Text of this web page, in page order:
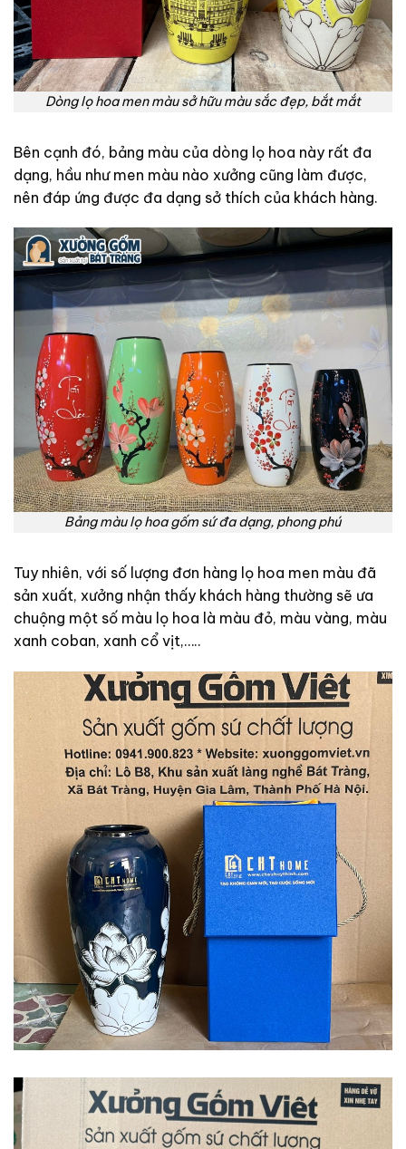
Dòng lọ hoa men màu sở hữu màu sắc đẹp, bắt mắt
Bên cạnh đó, bảng màu của dòng lọ hoa này rất đa
dạng, hầu như men màu nào xưởng cũng làm được,
nên đáp ứng được đa dạng sở thích của khách hàng.
Bảng màu lọ hoa gốm sứ đa dạng, phong phú
Tuy nhiên, với số lượng đơn hàng lọ hoa men màu đã
sản xuất, xưởng nhận thấy khách hàng thường sẽ ưa
chuộng một số màu lọ hoa là màu đỏ, màu vàng, màu
xanh coban, xanh cổ vịt,…..